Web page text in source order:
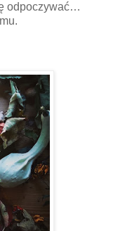
odpoczywać…